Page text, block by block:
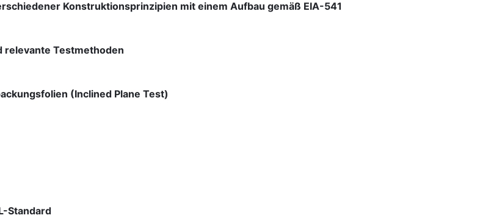
Konstruktionsprinzipien mit einem Aufbau gemäß EIA-541
Testmethoden
(Inclined Plane Test)
Standard